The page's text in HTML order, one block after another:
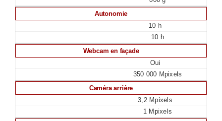
Autonomie
10 h
10 h
Webcam en façade
Oui
350 000 Mpixels
Caméra arrière
3,2 Mpixels
1 Mpixels